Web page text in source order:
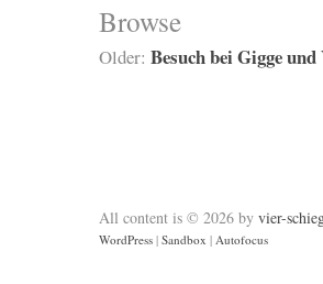
Browse
Older: Besuch bei Gigge und
All content is © 2026 by vier-
WordPress | Sandbox | Autofocus